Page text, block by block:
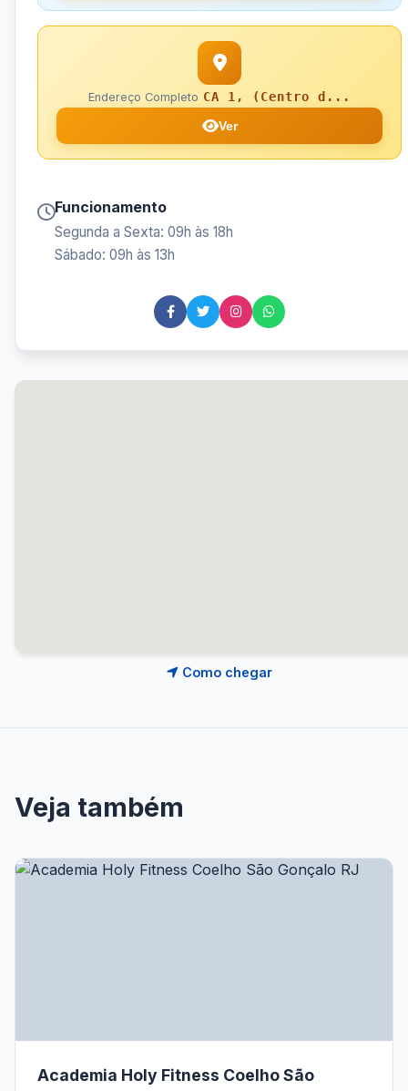
Endereço Completo CA 1, (Centro d...
Ver
Funcionamento
Segunda a Sexta: 09h às 18h
Sábado: 09h às 13h
Como chegar
Veja também
Academia Holy Fitness Coelho São